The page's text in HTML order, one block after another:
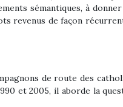
sémantiques, à donner
revenus de façon
de route des
et 2005, il aborde la